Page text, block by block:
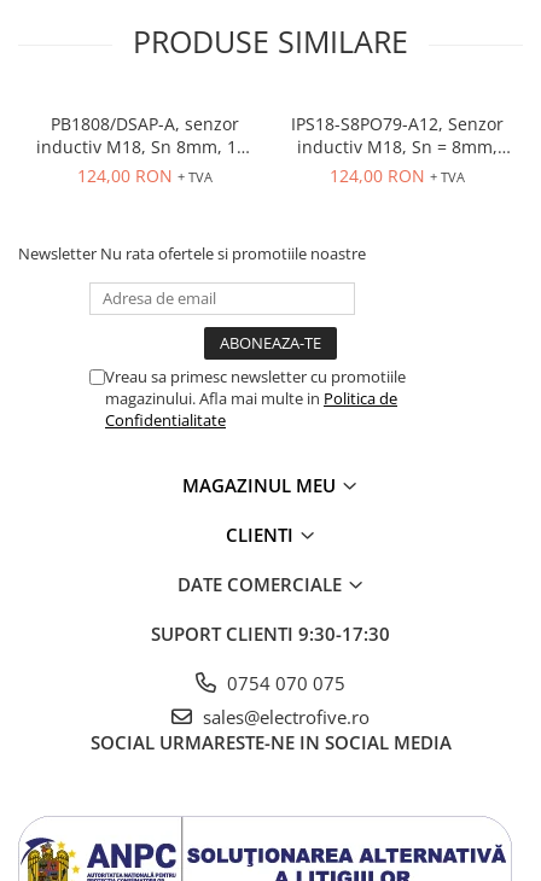
PRODUSE SIMILARE
PB1808/DSAP-A, senzor
inductiv M18, Sn 8mm, 10-
36 VDC, ecranat NO, PNP,
124,00 RON + TVA
IPS18-S8PO79-A12, Senzor
inductiv M18, Sn = 8mm,
ecranat, PNP NO, 10-30
124,00 RON + TVA
Newsletter Nu rata ofertele si promotiile noastre
Vreau sa primesc newsletter cu promotiile
magazinului. Afla mai multe in Politica de
Confidentialitate
MAGAZINUL MEU
CLIENTI
DATE COMERCIALE
SUPORT CLIENTI 9:30-17:30
0754 070 075
sales@electrofive.ro
SOCIAL URMARESTE-NE IN SOCIAL MEDIA